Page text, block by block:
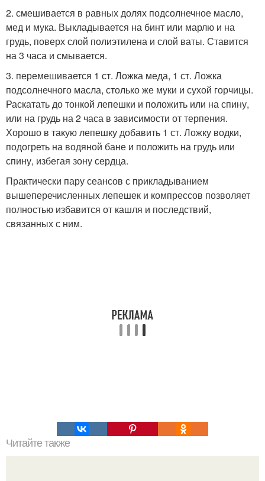
2. смешивается в равных долях подсолнечное масло,
мед и мука. Выкладывается на бинт или марлю и на
грудь, поверх слой полиэтилена и слой ваты. Ставится
на 3 часа и смывается.
3. перемешивается 1 ст. Ложка меда, 1 ст. Ложка
подсолнечного масла, столько же муки и сухой горчицы.
Раскатать до тонкой лепешки и положить или на спину,
или на грудь на 2 часа в зависимости от терпения.
Хорошо в такую лепешку добавить 1 ст. Ложку водки,
подогреть на водяной бане и положить на грудь или
спину, избегая зону сердца.
Практически пару сеансов с прикладыванием
вышеперечисленных лепешек и компрессов позволяет
полностью избавится от кашля и последствий,
связанных с ним.
Читайте также